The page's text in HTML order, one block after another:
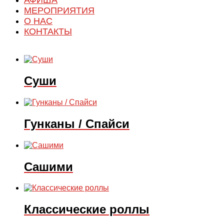
МЕРОПРИЯТИЯ
О НАС
КОНТАКТЫ
Суши
Гунканы / Спайси
Сашими
Классические роллы